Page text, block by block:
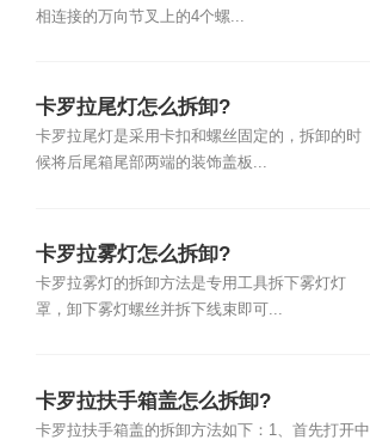
相连接的万向节叉上的4个螺...
卡罗拉尾灯怎么拆卸?
卡罗拉尾灯是采用卡扣和螺丝固定的，拆卸的时
候将后尾箱尾部两端的装饰盖板...
卡罗拉雾灯怎么拆卸?
卡罗拉雾灯的拆卸方法是专用工具拆下雾灯灯
罩，卸下雾灯螺丝并拆下线束即可...
卡罗拉扶手箱盖怎么拆卸?
卡罗拉扶手箱盖的拆卸方法如下：1、首先打开中